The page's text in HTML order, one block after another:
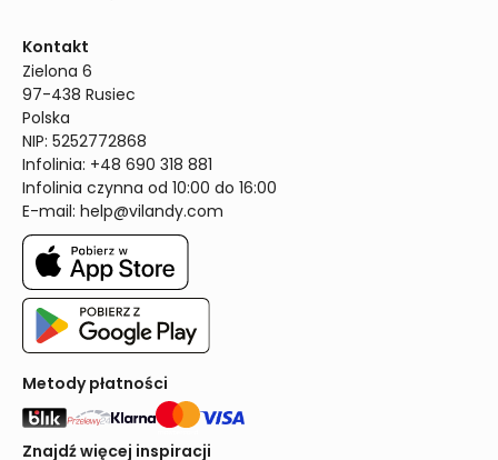
Kontakt
Zielona 6
97-438 Rusiec
Polska
NIP: 5252772868
Infolinia: +48 690 318 881
Infolinia czynna od 10:00 do 16:00
E-mail: help@vilandy.com
Metody płatności
Znajdź więcej inspiracji